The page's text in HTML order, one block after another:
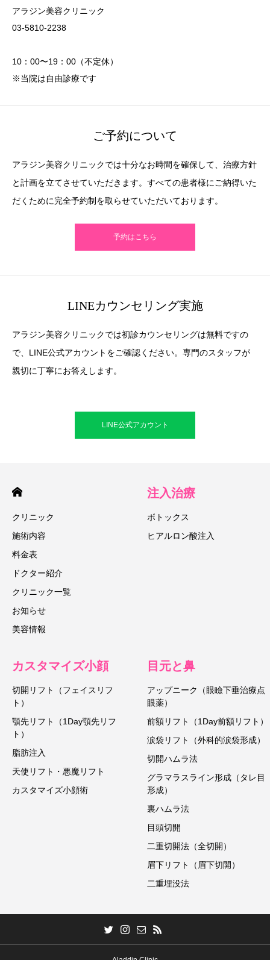
アラジン美容クリニック
03-5810-2238
10：00〜19：00（不定休）
※当院は自由診療です
ご予約について
アラジン美容クリニックでは十分なお時間を確保して、治療方針
と計画を立てさせていただきます。すべての患者様にご納得いた
だくために完全予約制を取らせていただいております。
予約はこちら
LINEカウンセリング実施
アラジン美容クリニックでは初診カウンセリングは無料ですの
で、LINE公式アカウントをご確認ください。専門のスタッフが
親切に丁寧にお答えします。
LINE公式アカウント
クリニック
施術内容
料金表
ドクター紹介
クリニック一覧
お知らせ
美容情報
注入治療
ボトックス
ヒアルロン酸注入
カスタマイズ小顔
切開リフト（フェイスリフ
ト）
顎先リフト（1Day顎先リフ
ト）
脂肪注入
天使リフト・悪魔リフト
カスタマイズ小顔術
目元と鼻
アップニーク（眼瞼下垂治療点
眼薬）
前額リフト（1Day前額リフト）
涙袋リフト（外科的涙袋形成）
切開ハムラ法
グラマラスライン形成（タレ目
形成）
裏ハムラ法
目頭切開
二重切開法（全切開）
眉下リフト（眉下切開）
二重埋没法